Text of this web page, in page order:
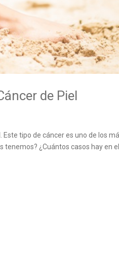
de Piel
Este tipo de cáncer es uno de los
¿Cuántos casos hay en